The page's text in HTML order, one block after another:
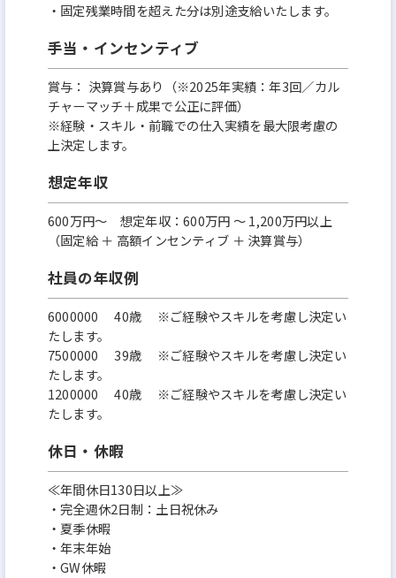
・固定残業時間を超えた分は別途支給いたします。
手当・インセンティブ
賞与： 決算賞与あり（※2025年実績：年3回／カル
チャーマッチ＋成果で公正に評価）
※経験・スキル・前職での仕入実績を最大限考慮の
上決定します。
想定年収
600万円〜 想定年収：600万円 〜 1,200万円以上
（固定給 ＋ 高額インセンティブ ＋ 決算賞与）
社員の年収例
6000000 40歳 ※ご経験やスキルを考慮し決定い
たします。
7500000 39歳 ※ご経験やスキルを考慮し決定い
たします。
1200000 40歳 ※ご経験やスキルを考慮し決定い
たします。
休日・休暇
≪年間休日130日以上≫
・完全週休2日制：土日祝休み
・夏季休暇
・年末年始
・GW休暇